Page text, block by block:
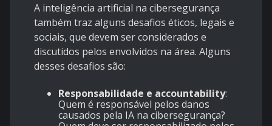
A inteligência artificial na cibersegurança
também traz alguns desafios éticos, legais e
sociais, que devem ser considerados e
discutidos pelos envolvidos na área. Alguns
desses desafios são:
Responsabilidade e accountability:
Quem é responsável pelos danos
causados pela IA na cibersegurança?